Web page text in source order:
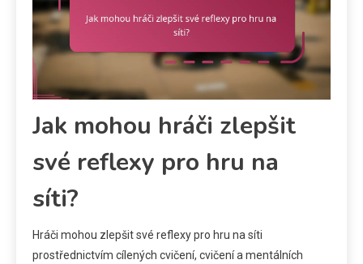
Jak mohou hráči zlepšit
své reflexy pro hru na
síti?
Hráči mohou zlepšit své reflexy pro hru na síti
prostřednictvím cílených cvičení, cvičení a mentálních